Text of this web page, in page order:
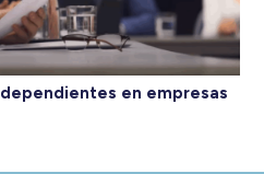
en empresas